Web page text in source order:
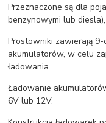
Przeznaczone są dla
benzynowymi lub
Prostowniki zawierają
akumulatorów, w celu
ładowania.
Ładowanie
6V lub 12V.